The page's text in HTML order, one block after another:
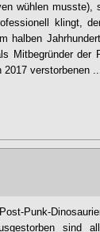
wühlen musste),
klingt,
halben
Mitbegründer der
2017 verstorbenen
Punk-
sind